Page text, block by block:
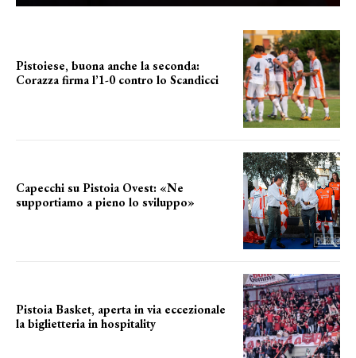
Pistoiese, buona anche la seconda:
Corazza firma l’1-0 contro lo Scandicci
Capecchi su Pistoia Ovest: «Ne
supportiamo a pieno lo sviluppo»
Pistoia Basket, aperta in via eccezionale
la biglietteria in hospitality